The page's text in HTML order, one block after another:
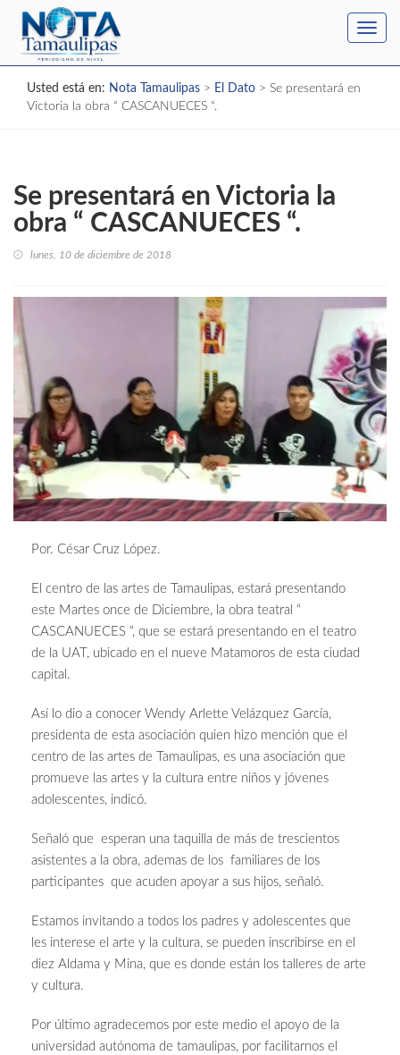
Usted está en: Nota Tamaulipas > El Dato > Se presentará en
Victoria la obra “ CASCANUECES “.
Se presentará en Victoria la
obra “ CASCANUECES “.
lunes, 10 de diciembre de 2018
Por. César Cruz López.
El centro de las artes de Tamaulipas, estará presentando
este Martes once de Diciembre, la obra teatral “
CASCANUECES “, que se estará presentando en el teatro
de la UAT, ubicado en el nueve Matamoros de esta ciudad
capital.
Así lo dio a conocer Wendy Arlette Velázquez García,
presidenta de esta asociación quien hizo mención que el
centro de las artes de Tamaulipas, es una asociación que
promueve las artes y la cultura entre niños y jóvenes
adolescentes, indicó.
Señaló que esperan una taquilla de más de trescientos
asistentes a la obra, ademas de los familiares de los
participantes que acuden apoyar a sus hijos, señaló.
Estamos invitando a todos los padres y adolescentes que
les interese el arte y la cultura, se pueden inscribirse en el
diez Aldama y Mina, que es donde están los talleres de arte
y cultura.
Por último agradecemos por este medio el apoyo de la
universidad autónoma de tamaulipas, por facilitarnos el